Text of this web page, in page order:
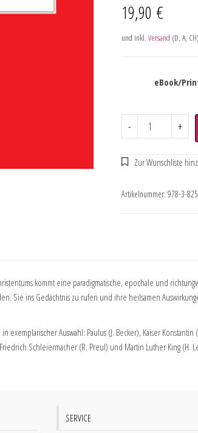
19,90 €
und inkl. Versand (D, A, CH)
eBook/
- +
Artikelnummer: 978-3-
kommt eine paradigmatische, epochale und
Sie ins Gedächtnis zu rufen und ihre heilsamen
Auswahl: Paulus (J. Becker), Kaiser Konstantin
Schleiermacher (R. Preul) und Martin Luther King (H.
SERVICE